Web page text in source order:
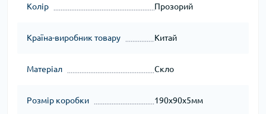
Колір Прозорий
Країна-виробник товару Китай
Матеріал Скло
Розмір коробки 190x90x5мм